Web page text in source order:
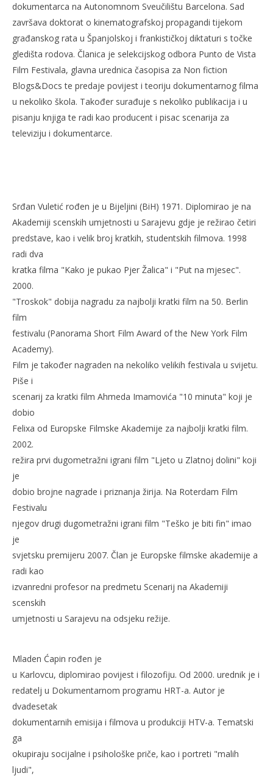
12. Mediteran film festival – žiri
17.
kolovoza
Rafaela
dokumentarca na Autonomnom Sveučilištu Barcelona. Sad
završava doktorat o kinematografskoj propagandi tijekom
građanskog rata u Španjolskoj i frankističkoj diktaturi s točke
gledišta rodova. Članica je selekcijskog odbora Punto de Vista
Film Festivala, glavna urednica časopisa za Non fiction
Blogs&Docs te predaje povijest i teoriju dokumentarnog filma
u nekoliko škola. Također surađuje s nekoliko publikacija i u
pisanju knjiga te radi kao producent i pisac scenarija za
televiziju i dokumentarce.
Srđan Vuletić rođen je u Bijeljini (BiH) 1971. Diplomirao je na
Akademiji scenskih umjetnosti u Sarajevu gdje je režirao četiri
predstave, kao i velik broj kratkih, studentskih filmova. 1998
radi dva
kratka filma "Kako je pukao Pjer Žalica" i "Put na mjesec".
2000.
"Troskok" dobija nagradu za najbolji kratki film na 50. Berlin
film
festivalu (Panorama Short Film Award of the New York Film
Academy).
Film je također nagraden na nekoliko velikih festivala u svijetu.
Piše i
scenarij za kratki film Ahmeda Imamovića "10 minuta" koji je
dobio
Felixa od Europske Filmske Akademije za najbolji kratki film.
2002.
režira prvi dugometražni igrani film "Ljeto u Zlatnoj dolini" koji
je
dobio brojne nagrade i priznanja žirija. Na Roterdam Film
Festivalu
njegov drugi dugometražni igrani film "Teško je biti fin" imao
je
svjetsku premijeru 2007. Član je Europske filmske akademije a
radi kao
izvanredni profesor na predmetu Scenarij na Akademiji
scenskih
umjetnosti u Sarajevu na odsjeku režije.
Mladen Ćapin rođen je
u Karlovcu, diplomirao povijest i filozofiju. Od 2000. urednik je i
redatelj u Dokumentarnom programu HRT-a. Autor je
dvadesetak
dokumentarnih emisija i filmova u produkciji HTV-a. Tematski
ga
okupiraju socijalne i psihološke priče, kao i portreti "malih
ljudi",